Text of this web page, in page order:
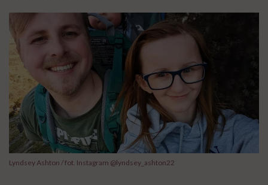
Lyndsey Ashton / fot. Instagram @lyndsey_ashton22